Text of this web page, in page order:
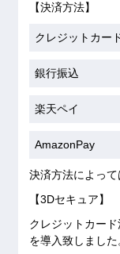
【決済方法】
クレジットカー
銀行振込
楽天ペイ
AmazonPay
決済方法によって
【3Dセキュア】
クレジットカー
を導入致しました